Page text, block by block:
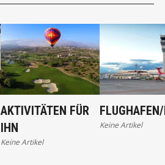
AKTIVITÄTEN FÜR
IHN
Keine Artikel
Keine Artikel